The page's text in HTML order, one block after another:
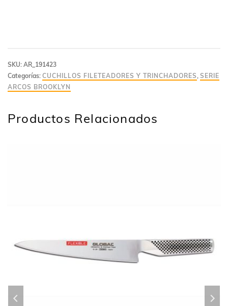
SKU: AR_191423
Categorías: CUCHILLOS FILETEADORES Y TRINCHADORES , SERIE
ARCOS BROOKLYN
Productos Relacionados